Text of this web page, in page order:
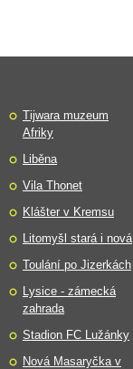
Tijwara muzeum
Afriky
Liběna
Vila Thonet
Klášter v Kremsu
Litomyšl stará i nová
Toulání po Jizerkách
Lysice - zámecká
zahrada
Stadion FC Lužánky
Nová Masaryčka v